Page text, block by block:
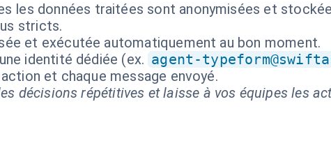
les données traitées sont anonymisées et
stricts.
et exécutée automatiquement au bon moment.
identité dédiée (ex. agent-
et chaque message envoyé.
décisions répétitives et laisse à vos équipes les